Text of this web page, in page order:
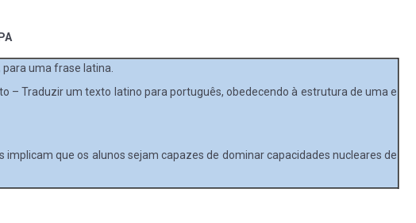
uma frase latina.
– Traduzir um texto latino para português, obedecendo à estrutura de uma e
que os alunos sejam capazes de dominar capacidades nucleares de